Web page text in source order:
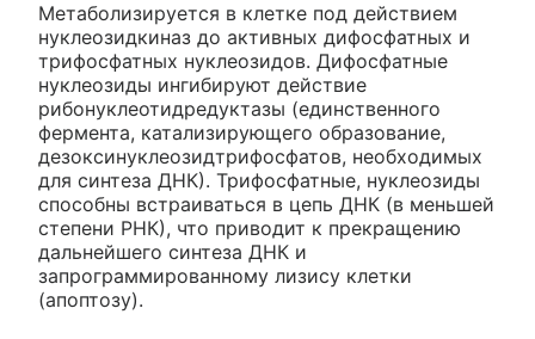
Метаболизируется в клетке под действием
нуклеозидкиназ до активных дифосфатных и
трифосфатных нуклеозидов. Дифосфатные
нуклеозиды ингибируют действие
рибонуклеотидредуктазы (единственного
фермента, катализирующего образование,
дезоксинуклеозидтрифосфатов, необходимых
для синтеза ДНК). Трифосфатные, нуклеозиды
способны встраиваться в цепь ДНК (в меньшей
степени РНК), что приводит к прекращению
дальнейшего синтеза ДНК и
запрограммированному лизису клетки
(апоптозу).